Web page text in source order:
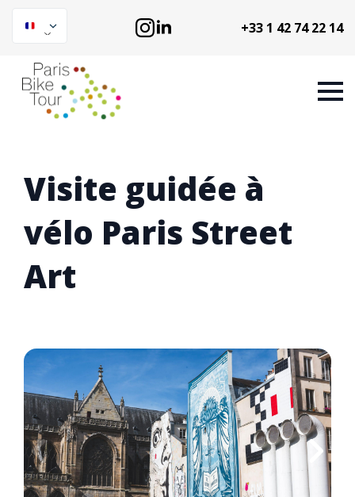
+33 1 42 74 22 14
Visite guidée à
vélo Paris Street
Art